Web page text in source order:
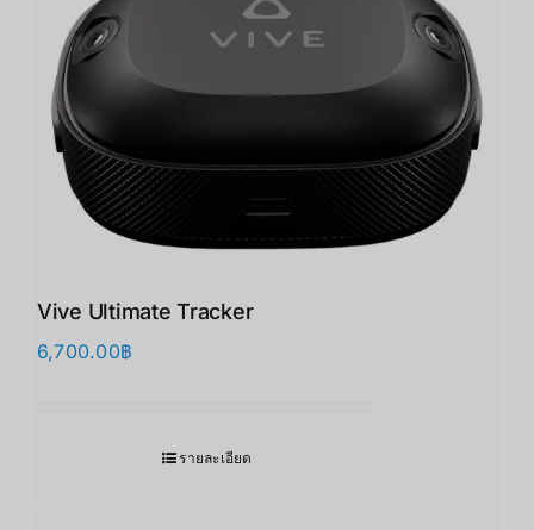
Vive Ultimate Tracker
6,700.00฿
รายละเอียด